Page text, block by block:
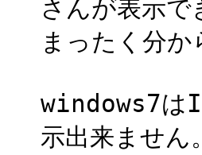
さんが表示で
まったく分
windows7は
示出来ません。